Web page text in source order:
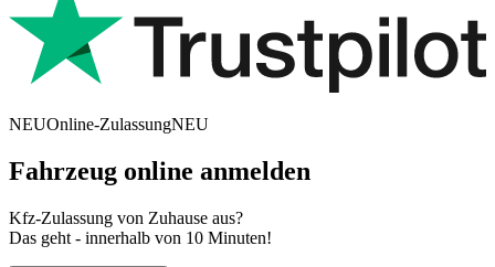
NEUOnline-ZulassungNEU
Fahrzeug online anmelden
Kfz-Zulassung von Zuhause aus?
Das geht - innerhalb von 10 Minuten!